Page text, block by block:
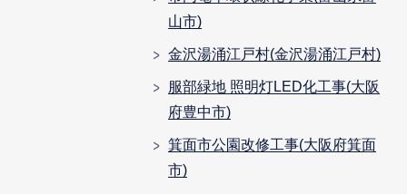
山市)
金沢湯涌江戸村(金沢湯涌江戸村)
服部緑地 照明灯LED化工事(大阪
府豊中市)
箕面市公園改修工事(大阪府箕面
市)